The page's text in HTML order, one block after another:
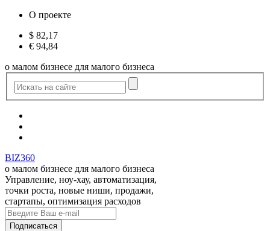
О проекте
$ 82,17
€ 94,84
о малом бизнесе для малого бизнеса
BIZ360
о малом бизнесе для малого бизнеса
Управление, ноу-хау, автоматизация,
точки роста, новые ниши, продажи,
стартапы, оптимизация расходов